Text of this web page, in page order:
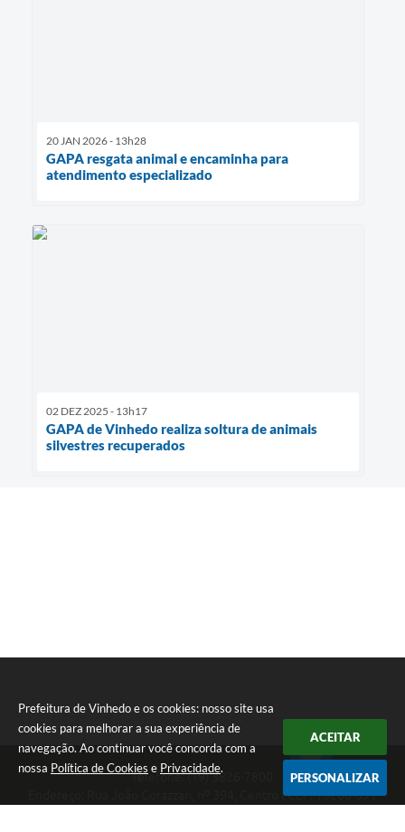
Prefeitura de Vinhedo e os cookies: nosso site usa
cookies para melhorar a sua experiência de
navegação. Ao continuar você concorda com a
nossa Política de Cookies e Privacidade.
ACEITAR
PERSONALIZAR
20 JAN 2026 - 13h28
GAPA resgata animal e encaminha para
atendimento especializado
02 DEZ 2025 - 13h17
GAPA de Vinhedo realiza soltura de animais
silvestres recuperados
Telefone: (19) 3826-7800
Endereço: Rua João Corazzari, nº 394, Centro | CEP: 13280-091